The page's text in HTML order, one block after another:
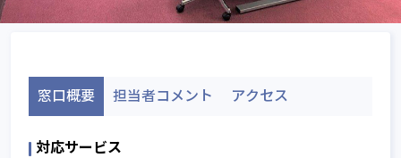
窓口概要 担当者コメント アクセス
対応サービス